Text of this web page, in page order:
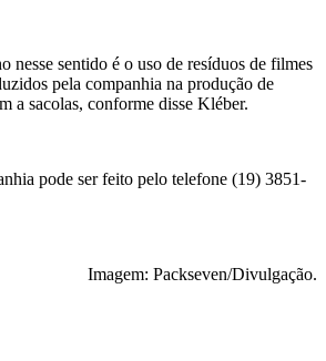
nesse sentido é o uso de resíduos de filmes
pela companhia na produção de
a sacolas, conforme disse Kléber.
pode ser feito pelo telefone (19) 3851-
Imagem: Packseven/Divulgação.